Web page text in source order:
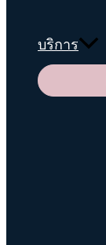
บริการ